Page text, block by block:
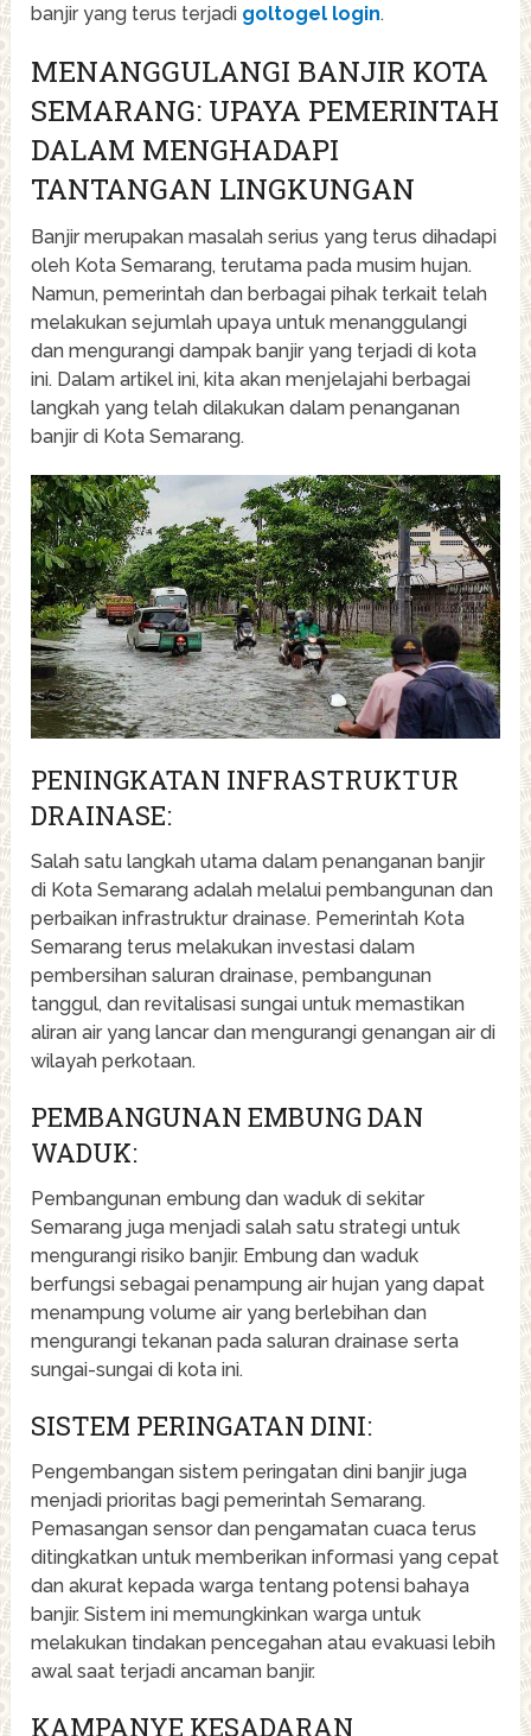
banjir yang terus terjadi goltogel login.
MENANGGULANGI BANJIR KOTA
SEMARANG: UPAYA PEMERINTAH
DALAM MENGHADAPI
TANTANGAN LINGKUNGAN
Banjir merupakan masalah serius yang terus dihadapi
oleh Kota Semarang, terutama pada musim hujan.
Namun, pemerintah dan berbagai pihak terkait telah
melakukan sejumlah upaya untuk menanggulangi
dan mengurangi dampak banjir yang terjadi di kota
ini. Dalam artikel ini, kita akan menjelajahi berbagai
langkah yang telah dilakukan dalam penanganan
banjir di Kota Semarang.
PENINGKATAN INFRASTRUKTUR
DRAINASE:
Salah satu langkah utama dalam penanganan banjir
di Kota Semarang adalah melalui pembangunan dan
perbaikan infrastruktur drainase. Pemerintah Kota
Semarang terus melakukan investasi dalam
pembersihan saluran drainase, pembangunan
tanggul, dan revitalisasi sungai untuk memastikan
aliran air yang lancar dan mengurangi genangan air di
wilayah perkotaan.
PEMBANGUNAN EMBUNG DAN
WADUK:
Pembangunan embung dan waduk di sekitar
Semarang juga menjadi salah satu strategi untuk
mengurangi risiko banjir. Embung dan waduk
berfungsi sebagai penampung air hujan yang dapat
menampung volume air yang berlebihan dan
mengurangi tekanan pada saluran drainase serta
sungai-sungai di kota ini.
SISTEM PERINGATAN DINI:
Pengembangan sistem peringatan dini banjir juga
menjadi prioritas bagi pemerintah Semarang.
Pemasangan sensor dan pengamatan cuaca terus
ditingkatkan untuk memberikan informasi yang cepat
dan akurat kepada warga tentang potensi bahaya
banjir. Sistem ini memungkinkan warga untuk
melakukan tindakan pencegahan atau evakuasi lebih
awal saat terjadi ancaman banjir.
KAMPANYE KESADARAN